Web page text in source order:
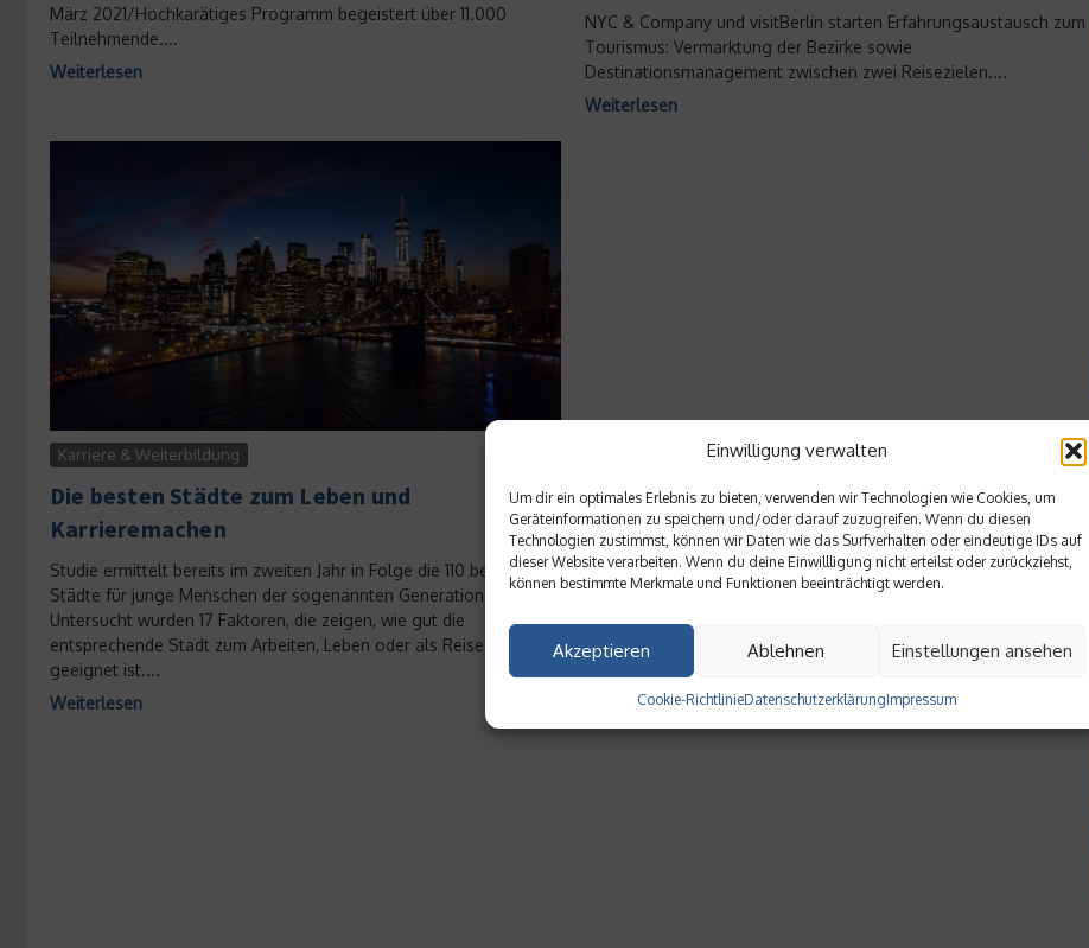
Einwilligung verwalten
Um dir ein optimales Erlebnis zu bieten, verwenden wir Technologien wie Cookies, um
Geräteinformationen zu speichern und/oder darauf zuzugreifen. Wenn du diesen
Technologien zustimmst, können wir Daten wie das Surfverhalten oder eindeutige IDs auf
dieser Website verarbeiten. Wenn du deine Einwillligung nicht erteilst oder zurückziehst,
können bestimmte Merkmale und Funktionen beeinträchtigt werden.
Akzeptieren Ablehnen Einstellungen ansehen
Cookie-RichtlinieDatenschutzerklärungImpressum
März 2021/Hochkarätiges Programm begeistert über 11.000
Teilnehmende....
Weiterlesen
NYC & Company und visitBerlin starten Erfahrungsaustausch zum
Tourismus: Vermarktung der Bezirke sowie
Destinationsmanagement zwischen zwei Reisezielen....
Weiterlesen
Karriere & Weiterbildung
Die besten Städte zum Leben und
Karrieremachen
Studie ermittelt bereits im zweiten Jahr in Folge die 110 besten
Städte für junge Menschen der sogenannten Generation-Y.
Untersucht wurden 17 Faktoren, die zeigen, wie gut die
entsprechende Stadt zum Arbeiten, Leben oder als Reiseziel
geeignet ist....
Weiterlesen